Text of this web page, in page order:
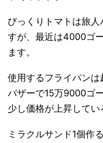
びっくりトマトは旅
すが、最近は4000ゴ
ます。
使用するフライパン
バザーで15万9000ゴ
少し価格が上昇してい
ミラクルサンド1個作